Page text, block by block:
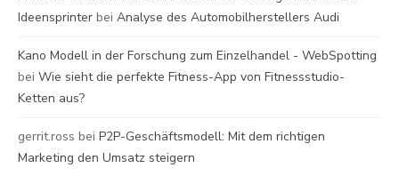
Ideensprinter bei Analyse des Automobilherstellers Audi
Kano Modell in der Forschung zum Einzelhandel - WebSpotting
bei Wie sieht die perfekte Fitness-App von Fitnessstudio-
Ketten aus?
gerrit.ross bei P2P-Geschäftsmodell: Mit dem richtigen
Marketing den Umsatz steigern